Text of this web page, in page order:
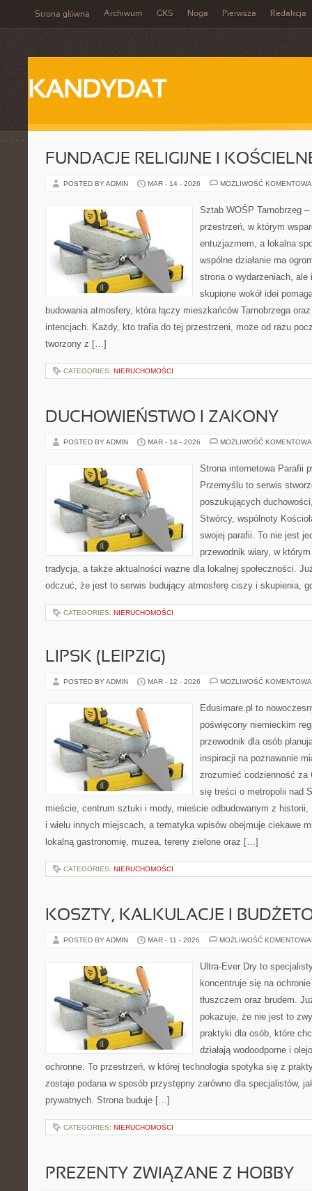
Strona główna Archiwum GKS Noga Pierwsza Redakcja
KANDYDAT
FUNDACJE RELIGIJNE I
POSTED BY ADMIN MAR - 14 - 2026 MOŻLIWOŚĆ
Sztab WOŚP Tarnobrzeg
przestrzeń, w którym
entuzjazmem, a lokalna
wspólne działanie ma
strona o wydarzeniach, ale
skupione wokół idei
budowania atmosfery, która łączy mieszkańców Tarnobrzega
intencjach. Każdy, kto trafia do tej przestrzeni, może od razu
tworzony z […]
CATEGORIES: NIERUCHOMOŚCI
DUCHOWIEŃSTWO I ZAKONY
POSTED BY ADMIN MAR - 14 - 2026 MOŻLIWOŚĆ
Strona internetowa Parafii
Przemyślu to serwis
poszukujących
Stwórcy, wspólnoty
swojej parafii. To nie jest
przewodnik wiary, w
tradycja, a także aktualności ważne dla lokalnej społeczności.
odczuć, że jest to serwis budujący atmosferę ciszy i skupienia,
CATEGORIES: NIERUCHOMOŚCI
LIPSK (LEIPZIG)
POSTED BY ADMIN MAR - 12 - 2026 MOŻLIWOŚĆ
Edusimare.pl to
poświęcony niemieckim
przewodnik dla osób
inspiracji na poznawanie
zrozumieć codzienność za
się treści o metropolii nad
mieście, centrum sztuki i mody, mieście odbudowanym z
i wielu innych miejscach, a tematyka wpisów obejmuje ciekawe
lokalną gastronomię, muzea, tereny zielone oraz […]
CATEGORIES: NIERUCHOMOŚCI
KOSZTY, KALKULACJE I
POSTED BY ADMIN MAR - 11 - 2026 MOŻLIWOŚĆ
Ultra-Ever Dry to
koncentruje się na
tłuszczem oraz brudem.
pokazuje, że nie jest to
praktyki dla osób, które
działają wodoodporne i
ochronne. To przestrzeń, w której technologia spotyka się z
zostaje podana w sposób przystępny zarówno dla specjalistów,
prywatnych. Strona buduje […]
CATEGORIES: NIERUCHOMOŚCI
PREZENTY ZWIĄZANE Z HOBBY